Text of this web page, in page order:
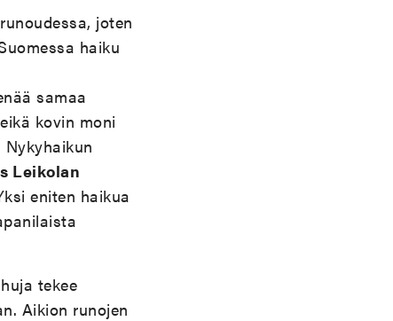
joten
haiku
samaa
kovin moni
Leikolan
eniten haikua
tekee
Aikion runojen